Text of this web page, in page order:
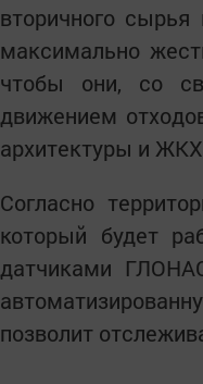
вторичного
максимально
чтобы они, со
движением
архитектуры и
Согласно
который будет
датчиками
позволит